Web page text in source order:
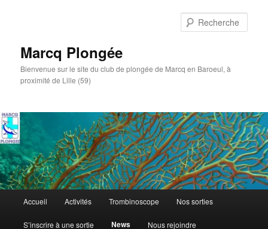
Marcq Plongée
Bienvenue sur le site du club de plongée de Marcq en Baroeul, à
proximité de Lille (59)
principal
Accueil Activités Trombinoscope Nos sorties
S’inscrire à une sortie News Nous rejoindre